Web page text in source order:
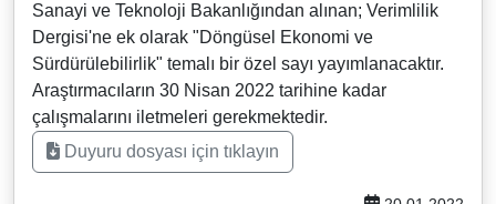
Sanayi ve Teknoloji Bakanlığından alınan; Verimlilik
Dergisi'ne ek olarak "Döngüsel Ekonomi ve
Sürdürülebilirlik" temalı bir özel sayı yayımlanacaktır.
Araştırmacıların 30 Nisan 2022 tarihine kadar
çalışmalarını iletmeleri gerekmektedir.
Duyuru dosyası için tıklayın